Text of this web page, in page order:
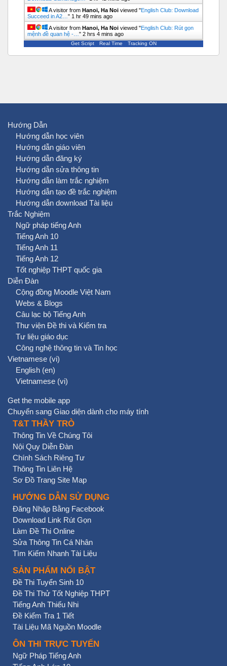
A visitor from Hanoi, Ha Noi viewed "English Club: Download
Succeed in A2… " 1 hr 49 mins ago
A visitor from Hanoi, Ha Noi viewed "English Club: Rút gọn
mệnh đề quan hệ -… " 2 hrs 4 mins ago
Get Script Real Time Tracking ON
Hướng Dẫn
Hướng dẫn học viên
Hướng dẫn giáo viên
Hướng dẫn đăng ký
Hướng dẫn sửa thông tin
Hướng dẫn làm trắc nghiệm
Hướng dẫn tạo đề trắc nghiệm
Hướng dẫn download Tài liệu
Trắc Nghiệm
Ngữ pháp tiếng Anh
Tiếng Anh 10
Tiếng Anh 11
Tiếng Anh 12
Tốt nghiệp THPT quốc gia
Diễn Đàn
Cộng đồng Moodle Việt Nam
Webs & Blogs
Câu lạc bộ Tiếng Anh
Thư viện Đề thi và Kiểm tra
Tư liệu giáo dục
Công nghệ thông tin và Tin học
Vietnamese ‎(vi)‎
English ‎(en)‎
Vietnamese ‎(vi)‎
Get the mobile app
Chuyển sang Giao diện dành cho máy tính
T&T THẦY TRÒ
Thông Tin Về Chúng Tôi
Nội Quy Diễn Đàn
Chính Sách Riêng Tư
Thông Tin Liên Hệ
Sơ Đồ Trang Site Map
HƯỚNG DẪN SỬ DỤNG
Đăng Nhập Bằng Facebook
Download Link Rút Gọn
Làm Đề Thi Online
Sửa Thông Tin Cá Nhân
Tìm Kiếm Nhanh Tài Liệu
SẢN PHẨM NỔI BẬT
Đề Thi Tuyển Sinh 10
Đề Thi Thử Tốt Nghiệp THPT
Tiếng Anh Thiếu Nhi
Đề Kiểm Tra 1 Tiết
Tài Liệu Mã Nguồn Moodle
ÔN THI TRỰC TUYẾN
Ngữ Pháp Tiếng Anh